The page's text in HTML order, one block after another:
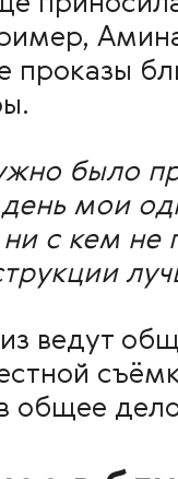
проказы
было
мои
с кем не
ведут
общее